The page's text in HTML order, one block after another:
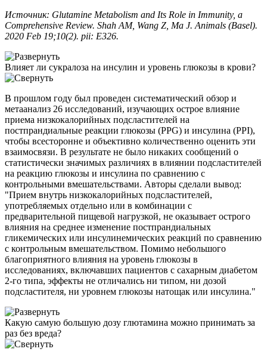
Источник: Glutamine Metabolism and Its Role in Immunity, a
Comprehensive Review. Shah AM, Wang Z, Ma J. Animals (Basel).
2020 Feb 19;10(2). pii: E326.
Влияет ли сукралоза на инсулин и уровень глюкозы в крови?
В прошлом году был проведен систематический обзор и
метаанализ 26 исследований, изучающих острое влияние
приема низкокалорийных подсластителей на
постпрандиальные реакции глюкозы (PPG) и инсулина (PPI),
чтобы всесторонне и объективно количественно оценить эти
взаимосвязи. В результате не было никаких сообщений о
статистически значимых различиях в влиянии подсластителей
на реакцию глюкозы и инсулина по сравнению с
контрольными вмешательствами. Авторы сделали вывод:
"Прием внутрь низкокалорийных подсластителей,
употребляемых отдельно или в комбинации с
предварительной пищевой нагрузкой, не оказывает острого
влияния на среднее изменение постпрандиальных
гликемических или инсулинемических реакций по сравнению
с контрольным вмешательством. Помимо небольшого
благоприятного влияния на уровень глюкозы в
исследованиях, включавших пациентов с сахарным диабетом
2-го типа, эффекты не отличались ни типом, ни дозой
подсластителя, ни уровнем глюкозы натощак или инсулина."
Какую самую большую дозу глютамина можно принимать за
раз без вреда?